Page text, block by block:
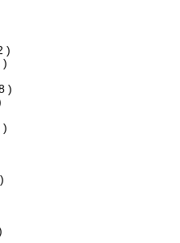
)
)
)
)